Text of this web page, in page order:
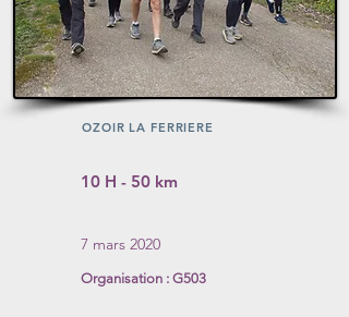
OZOIR LA FERRIERE
10 H - 50 km
7 mars 2020
Organisation : G503